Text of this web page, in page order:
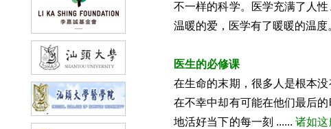
不一样的科学。医学充满了人
温暖的爱，医学有了暖暖的温度
医生的必修课
在生命的末期，很多人是根本
在不幸中却有可能在他们最后
地活好当下的每一刻 ......诸如这